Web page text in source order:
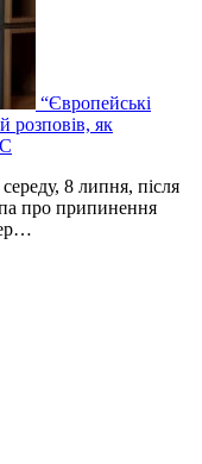
“Європейські
розповів, як
8 липня, після
про припинення